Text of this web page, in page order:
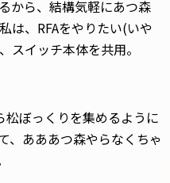
から、結構気軽にあつ森
は、RFAをやりたい(いや
スイッチ本体を共用。
ぼっくりを集めるように
、あああつ森やらなくちゃ